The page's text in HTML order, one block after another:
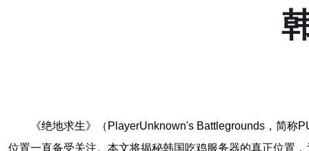
《绝地求生》（PlayerUnknown's Battlegrounds，简
位置一直备受关注。本文将揭秘韩国吃鸡服务器的真正位置